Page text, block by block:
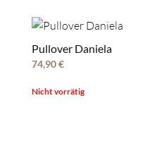
Pullover Daniela
74,90€
Nicht vorrätig